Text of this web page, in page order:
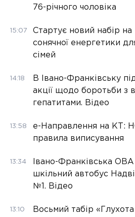
76-річного чоловіка
15:07
Стартує новий набір на
сонячної енергетики
сімей
14:18
В Івано-Франківську
акції щодо боротьби з
гепатитами. Відео
13:58
е-Направлення на КТ:
правила виписування
13:34
Івано-Франківська
шкільний автобус
№1. Відео
13:10 Восьмий табір